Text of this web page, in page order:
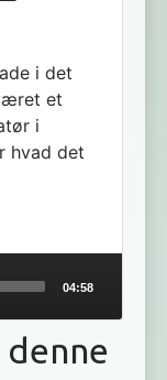
i det
et
i
hvad det
04:58